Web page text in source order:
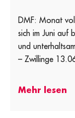
DMF: Monat
sich im Juni auf
und
– Zwillinge
Mehr lesen